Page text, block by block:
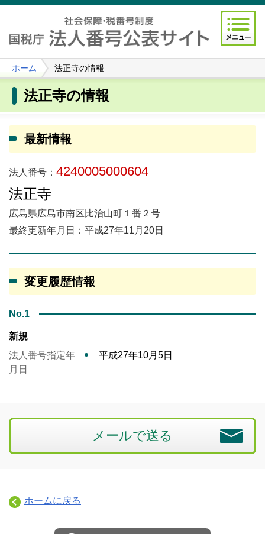
ホーム 法正寺の情報
法正寺の情報
最新情報
法人番号： 4240005000604
法正寺
広島県広島市南区比治山町１番２号
最終更新年月日：平成27年11月20日
変更履歴情報
No.1
新規
法人番号指定年
月日
平成27年10月5日
メールで送る
ホームに戻る